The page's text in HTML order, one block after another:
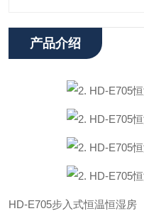
产品介绍
HD-E705步入式恒温恒湿房